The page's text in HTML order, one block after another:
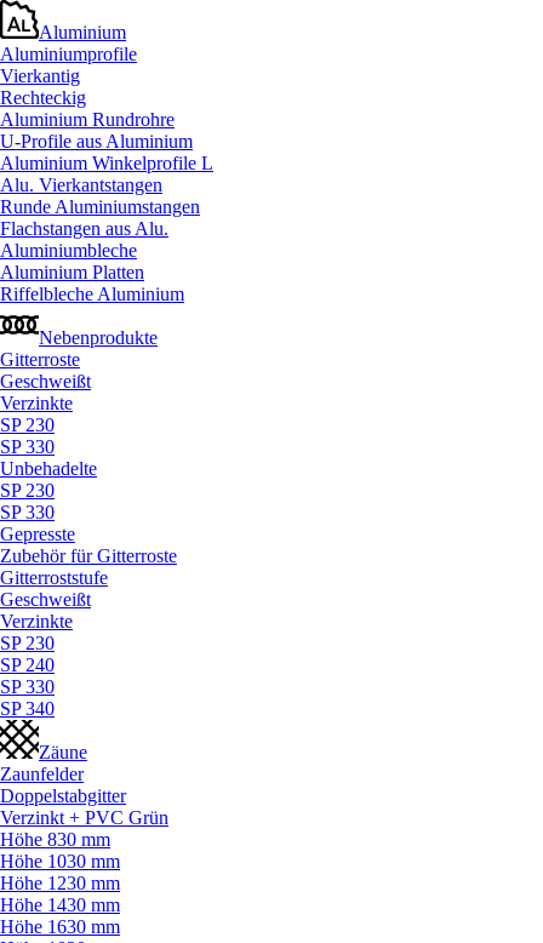
Aluminium
Aluminiumprofile
Vierkantig
Rechteckig
Aluminium Rundrohre
U-Profile aus Aluminium
Aluminium Winkelprofile L
Alu. Vierkantstangen
Runde Aluminiumstangen
Flachstangen aus Alu.
Aluminiumbleche
Aluminium Platten
Riffelbleche Aluminium
Nebenprodukte
Gitterroste
Geschweißt
Verzinkte
SP 230
SP 330
Unbehadelte
SP 230
SP 330
Gepresste
Zubehör für Gitterroste
Gitterroststufe
Geschweißt
Verzinkte
SP 230
SP 240
SP 330
SP 340
Zäune
Zaunfelder
Doppelstabgitter
Verzinkt + PVC Grün
Höhe 830 mm
Höhe 1030 mm
Höhe 1230 mm
Höhe 1430 mm
Höhe 1630 mm